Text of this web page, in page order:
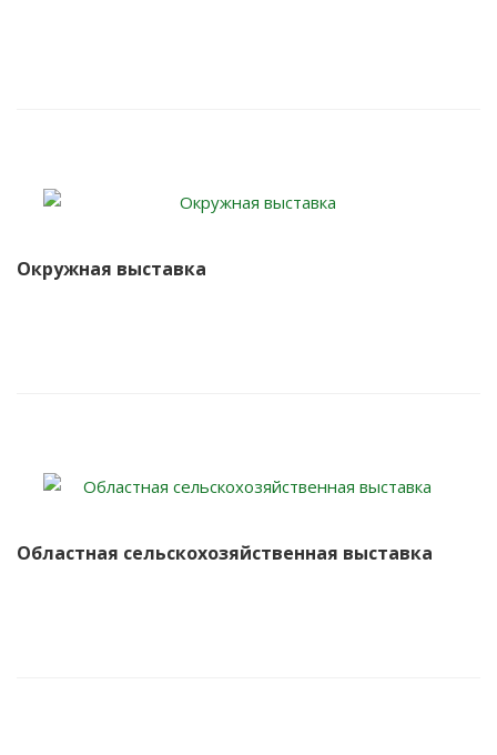
Окружная выставка
Областная сельскохозяйственная выставка